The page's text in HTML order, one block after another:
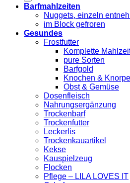
Barfmahlzeiten
Nuggets, einzeln
im Block gefroren
Gesundes
Frostfutter
Komplette
pure Sorten
Barfgold
Knochen & Knorpel
Obst & Gemüse
Dosenfleisch
Nahrungsergänzung
Trockenbarf
Trockenfutter
Leckerlis
Trockenkauartikel
Kekse
Kauspielzeug
Flocken
Pflege – LILA LOVES IT